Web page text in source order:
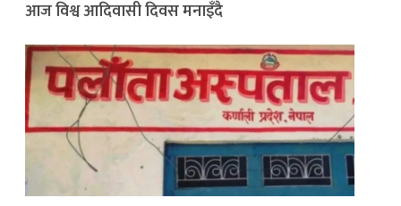
आज विश्व आदिवासी दिवस मनाइँदै